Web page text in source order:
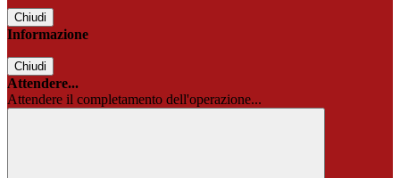
Chiudi
Informazione
Chiudi
Attendere...
Attendere il completamento dell'operazione...